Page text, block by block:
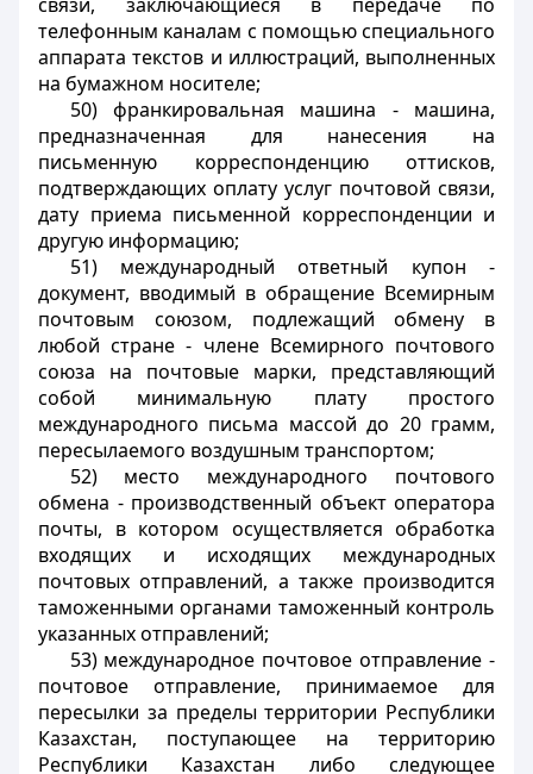
телефонным каналам с помощью специального
аппарата текстов и иллюстраций, выполненных
на бумажном носителе;
50) франкировальная машина - машина,
предназначенная для нанесения на
письменную корреспонденцию оттисков,
подтверждающих оплату услуг почтовой связи,
дату приема письменной корреспонденции и
другую информацию;
51) международный ответный купон -
документ, вводимый в обращение Всемирным
почтовым союзом, подлежащий обмену в
любой стране - члене Всемирного почтового
союза на почтовые марки, представляющий
собой минимальную плату простого
международного письма массой до 20 грамм,
пересылаемого воздушным транспортом;
52) место международного почтового
обмена - производственный объект оператора
почты, в котором осуществляется обработка
входящих и исходящих международных
почтовых отправлений, а также производится
таможенными органами таможенный контроль
указанных отправлений;
53) международное почтовое отправление -
почтовое отправление, принимаемое для
пересылки за пределы территории Республики
Казахстан, поступающее на территорию
Республики Казахстан либо следующее